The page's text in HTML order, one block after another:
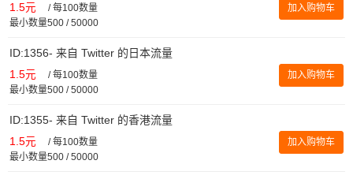
1.5元 /每100数量
最小数量500 / 50000
加入购物车
ID:1356- 来自 Twitter 的日本流量
1.5元 /每100数量
最小数量500 / 50000
加入购物车
ID:1355- 来自 Twitter 的香港流量
1.5元 /每100数量
最小数量500 / 50000
加入购物车